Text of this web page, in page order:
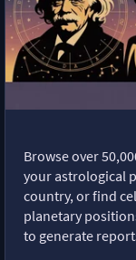
Browse over
your astrological
country, or find
planetary
to generate